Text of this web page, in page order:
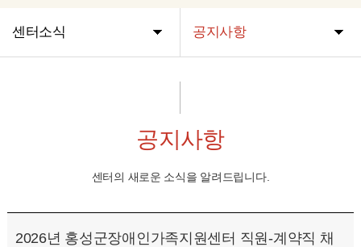
센터소식 공지사항
공지사항
센터의 새로운 소식을 알려드립니다.
2026년 홍성군장애인가족지원센터 직원-계약직 채